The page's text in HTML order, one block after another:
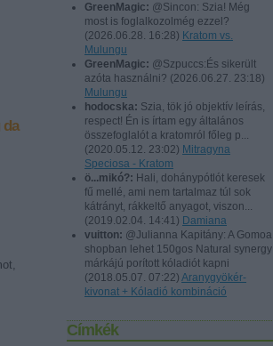
GreenMagic: @Sincon: Szia! Még
most is foglalkozolmég ezzel?
(2026.06.28. 16:28) Kratom vs.
Mulungu
GreenMagic: @Szpuccs:És sikerült
azóta használni? (2026.06.27. 23:18)
Mulungu
hodocska: Szia, tök jó objektív leírás,
respect! Én is írtam egy általános
összefoglalót a kratomról főleg p...
(2020.05.12. 23:02) Mitragyna
Speciosa - Kratom
ö...mikó?: Hali, dohánypótlót keresek
fű mellé, ami nem tartalmaz túl sok
kátrányt, rákkeltő anyagot, viszon...
(2019.02.04. 14:41) Damiana
vuitton: @Julianna Kapitány: A Gomoa
shopban lehet 150gos Natural synergy
márkájú porított kóladiót kapni
(2018.05.07. 07:22) Aranygyökér-
kivonat + Kóladió kombináció
Címkék
da